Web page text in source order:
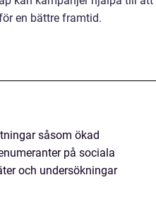
en bättre framtid.
såsom ökad
på sociala
och undersökningar